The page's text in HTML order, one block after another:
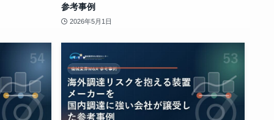
参考事例
2026年5月1日